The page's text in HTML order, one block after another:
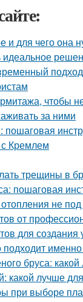
и для чего она
чтобы
за ними
с Кремлем
трещины в
пошаговая
не
от
для создания
подходит
бруса:
лучше для
при выборе